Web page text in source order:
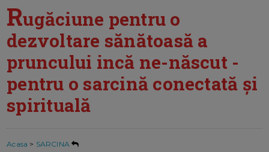
Rugăciune pentru o
dezvoltare sănătoasă a
pruncului incă ne-născut -
pentru o sarcină conectată și
spirituală
Acasa > SARCINA